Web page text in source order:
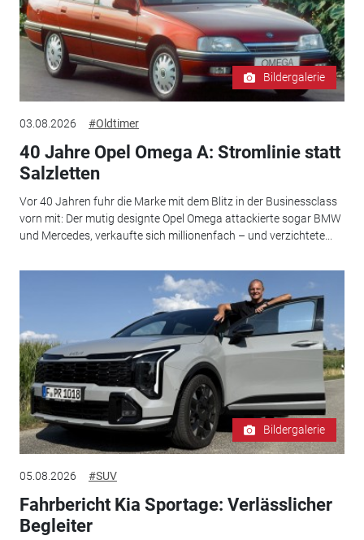
Bildergalerie
03.08.2026 #Oldtimer
40 Jahre Opel Omega A: Stromlinie statt
Salzletten
Vor 40 Jahren fuhr die Marke mit dem Blitz in der Businessclass
vorn mit: Der mutig designte Opel Omega attackierte sogar BMW
und Mercedes, verkaufte sich millionenfach – und verzichtete...
Bildergalerie
05.08.2026 #SUV
Fahrbericht Kia Sportage: Verlässlicher
Begleiter